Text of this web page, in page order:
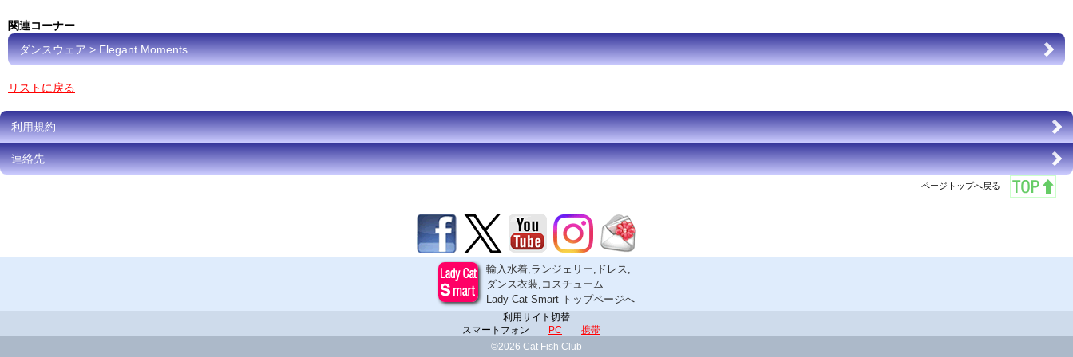
関連コーナー
ダンスウェア > Elegant Moments
リストに戻る
利用規約
連絡先
ページトップへ戻る
輸入水着,ランジェリー,ドレス,
ダンス衣装,コスチューム
Lady Cat Smart トップページへ
利用サイト切替
スマートフォン
PC
携帯
©2026 Cat Fish Club